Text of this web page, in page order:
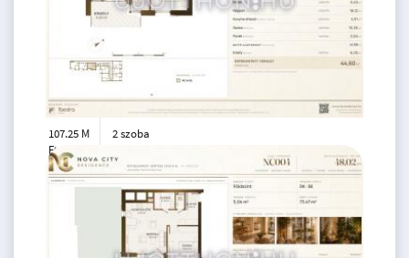
107.25 M
Ft
42 m
2 szoba